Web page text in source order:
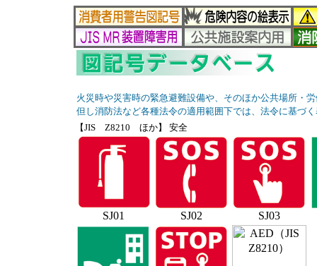
火災時や災害時の緊急避難設備や、そのほか公共場所・
但し消防法など各種法令の適用範囲下では、法令に基づ
【JIS Z8210 ほか】 安全
SJ01 SJ02 SJ03